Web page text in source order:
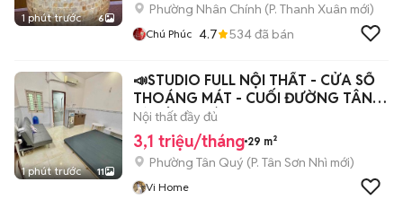
1 phút trước 6
Phường Nhân Chính (P. Thanh Xuân mới)
Chú Phúc 4.7 534đã bán
1 phút trước 11
📣STUDIO FULL NỘI THẤT - CỬA SỔ
THOÁNG MÁT - CUỐI ĐƯỜNG TÂN
KỲ TÂN QUÝ📣
Nội thất đầy đủ
3,1 triệu/tháng 29 m²
Phường Tân Quý (P. Tân Sơn Nhì mới)
Vi Home